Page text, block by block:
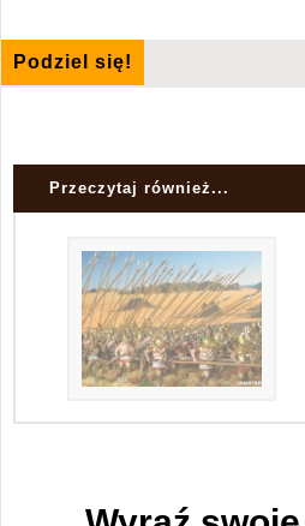
Podziel się!
Przeczytaj również...